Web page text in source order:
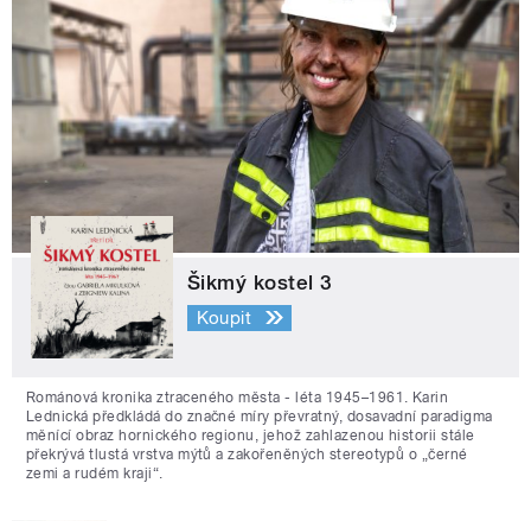
Šikmý kostel 3
Koupit
Románová kronika ztraceného města - léta 1945–1961. Karin
Lednická předkládá do značné míry převratný, dosavadní paradigma
měnící obraz hornického regionu, jehož zahlazenou historii stále
překrývá tlustá vrstva mýtů a zakořeněných stereotypů o „černé
zemi a rudém kraji“.